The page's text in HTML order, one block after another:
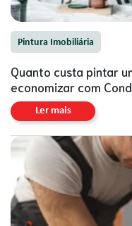
Pintura Imobiliária
Quanto custa pintar
economizar com
Ler mais